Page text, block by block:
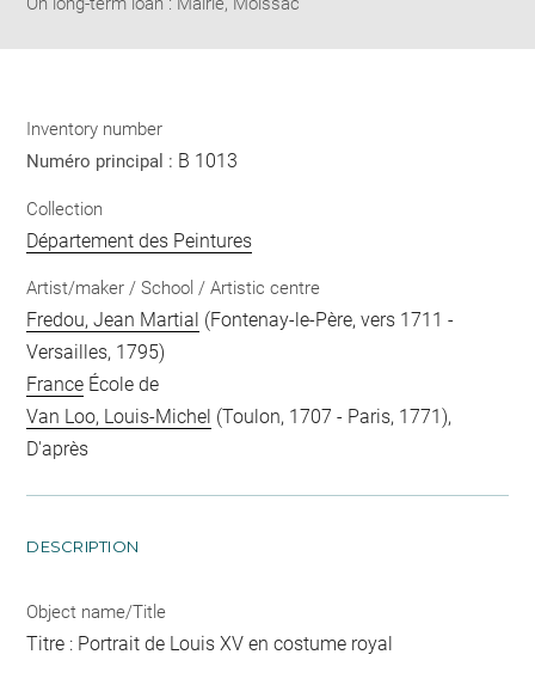
Inventory number
Numéro principal : B 1013
Collection
Département des Peintures
Artist/maker / School / Artistic centre
Fredou, Jean Martial (Fontenay-le-Père, vers 1711 -
Versailles, 1795)
France École de
Van Loo, Louis-Michel (Toulon, 1707 - Paris, 1771),
D'après
DESCRIPTION
Object name/Title
Titre : Portrait de Louis XV en costume royal